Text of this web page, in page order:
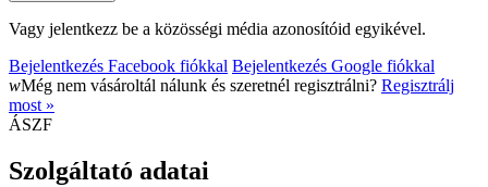
Vagy jelentkezz be a közösségi média azonosítóid egyikével.
Bejelentkezés Facebook fiókkal Bejelentkezés Google fiókkal
wMég nem vásároltál nálunk és szeretnél regisztrálni? Regisztrálj
most »
ÁSZF
Szolgáltató adatai